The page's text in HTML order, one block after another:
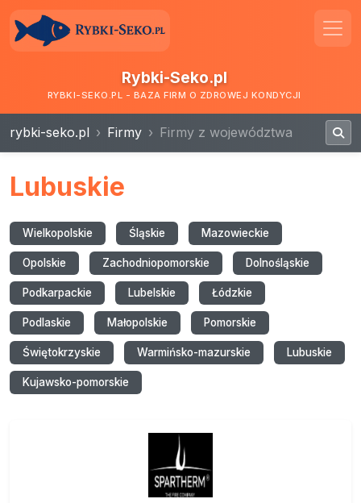
Rybki-Seko.pl
RYBKI-SEKO.PL - BAZA FIRM O ZDROWEJ KONDYCJI
rybki-seko.pl Firmy Firmy z województwa
Lubuskie
Wielkopolskie Śląskie Mazowieckie
Opolskie Zachodniopomorskie Dolnośląskie
Podkarpackie Lubelskie Łódzkie
Podlaskie Małopolskie Pomorskie
Świętokrzyskie Warmińsko-mazurskie Lubuskie
Kujawsko-pomorskie